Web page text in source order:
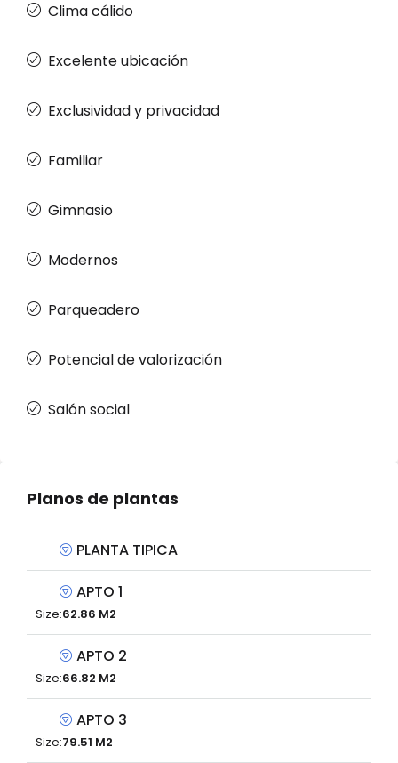
Clima cálido
Excelente ubicación
Exclusividad y privacidad
Familiar
Gimnasio
Modernos
Parqueadero
Potencial de valorización
Salón social
Planos de plantas
PLANTA TIPICA
APTO 1
Size:62.86 M2
APTO 2
Size:66.82 M2
APTO 3
Size:79.51 M2